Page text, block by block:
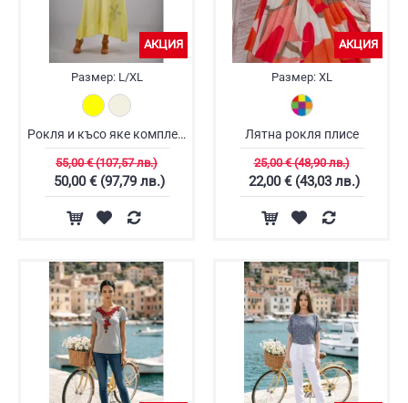
АКЦИЯ
Размер:L/XL
Рокля и късо яке комплект
55,00 € (107,57 лв.)
50,00 € (97,79 лв.)
АКЦИЯ
Размер:XL
Лятна рокля плисе
25,00 € (48,90 лв.)
22,00 € (43,03 лв.)